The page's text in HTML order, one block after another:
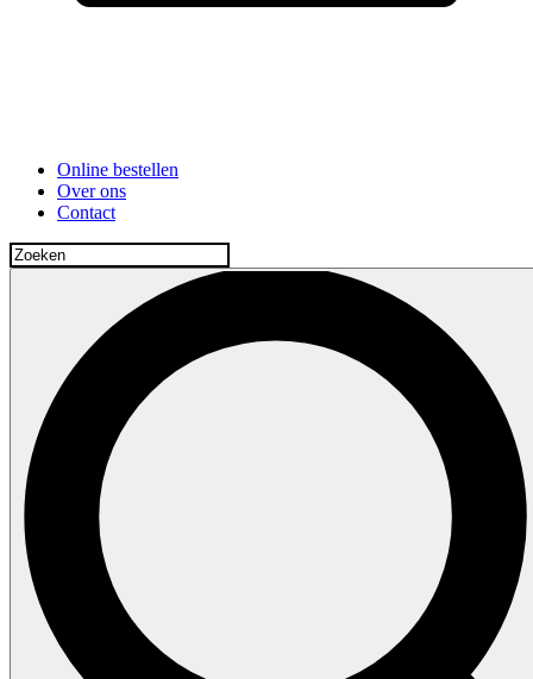
Online bestellen
Over ons
Contact